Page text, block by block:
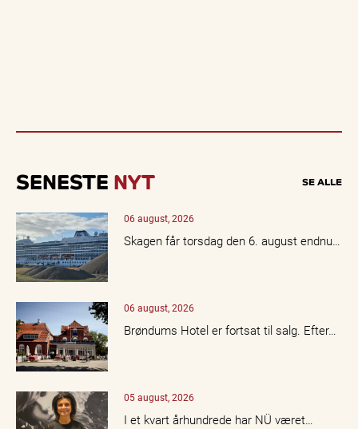
SENESTE NYT SE ALLE
06 august, 2026
Skagen får torsdag den 6. august endnu…
06 august, 2026
Brøndums Hotel er fortsat til salg. Efter…
05 august, 2026
I et kvart århundrede har NÜ været…